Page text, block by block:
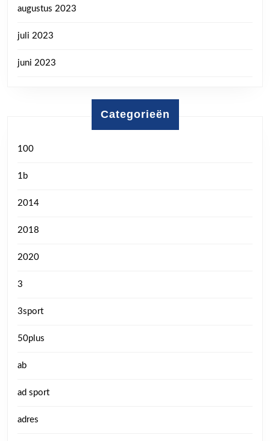
augustus 2023
juli 2023
juni 2023
Categorieën
100
1b
2014
2018
2020
3
3sport
50plus
ab
ad sport
adres